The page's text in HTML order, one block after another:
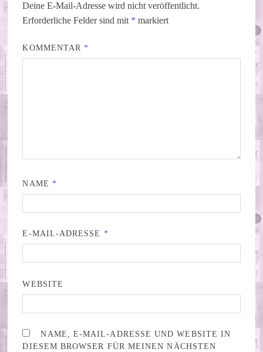
Deine E-Mail-Adresse wird nicht veröffentlicht.
Erforderliche Felder sind mit * markiert
KOMMENTAR *
NAME *
E-MAIL-ADRESSE *
WEBSITE
NAME, E-MAIL-ADRESSE UND WEBSITE IN
DIESEM BROWSER FÜR MEINEN NÄCHSTEN